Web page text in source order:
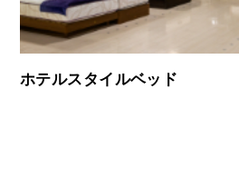
ホテルスタイルベッド